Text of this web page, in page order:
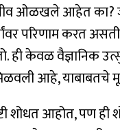
जीव ओळखले आहेत
परिणाम करत
ही केवळ वैज्ञानिक
आहे,
शोधत आहोत, पण ही